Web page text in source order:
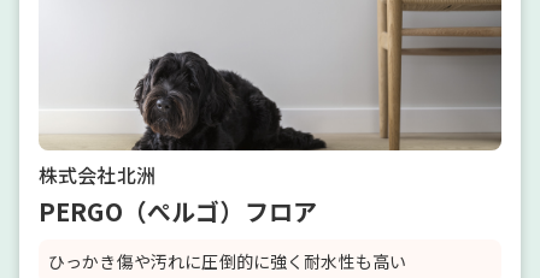
株式会社北洲
PERGO（ぺルゴ）フロア
ひっかき傷や汚れに圧倒的に強く耐水性も高い